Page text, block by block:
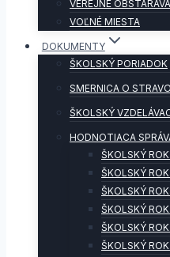
VEREJNÉ
VOĽNÉ MIESTA
DOKUMENTY
ŠKOLSKÝ PORIADOK
SMERNICA O
ŠKOLSKÝ
HODNOTIACA
ŠKOLSKÝ
ŠKOLSKÝ
ŠKOLSKÝ
ŠKOLSKÝ
ŠKOLSKÝ
ŠKOLSKÝ